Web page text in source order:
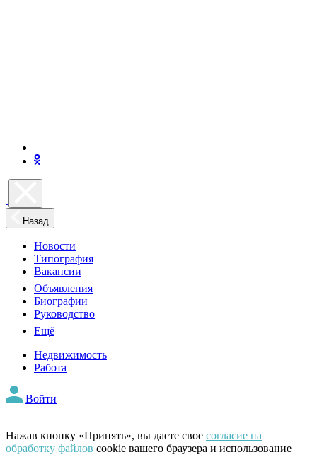
Назад
Новости
Типография
Вакансии
Объявления
Биографии
Руководство
Ещё
Недвижимость
Работа
Войти
Нажав кнопку «Принять», вы даете свое согласие на
обработку файлов cookie вашего браузера и использование